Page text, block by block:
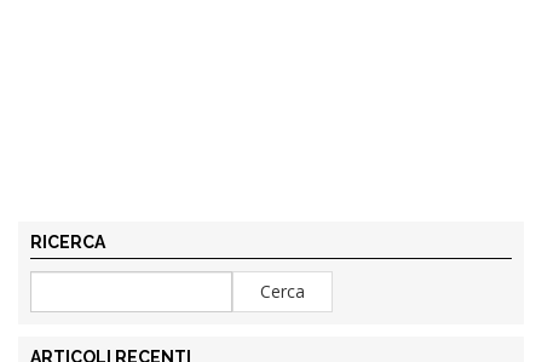
RICERCA
ARTICOLI RECENTI